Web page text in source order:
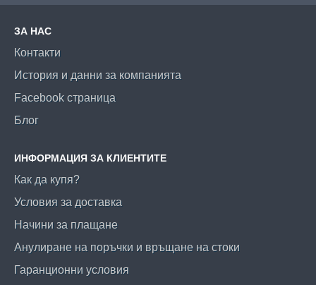
ЗА НАС
Контакти
История и данни за компанията
Facebook страница
Блог
ИНФОРМАЦИЯ ЗА КЛИЕНТИТЕ
Как да купя?
Условия за доставка
Начини за плащане
Анулиране на поръчки и връщане на стоки
Гаранционни условия